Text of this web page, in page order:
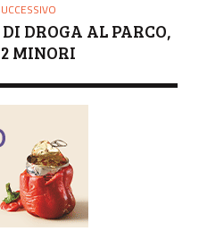
DROGA AL PARCO,
MINORI